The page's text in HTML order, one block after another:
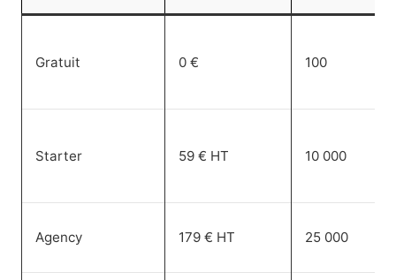
Gratuit 0 € 100
Starter 59 € HT 10 000
Agency 179 € HT 25 000